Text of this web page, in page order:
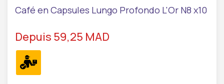
Café en Capsules Lungo Profondo L'Or N8 x10
Depuis 59,25 MAD